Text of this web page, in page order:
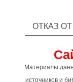
ОТКАЗ
Материалы
источников и